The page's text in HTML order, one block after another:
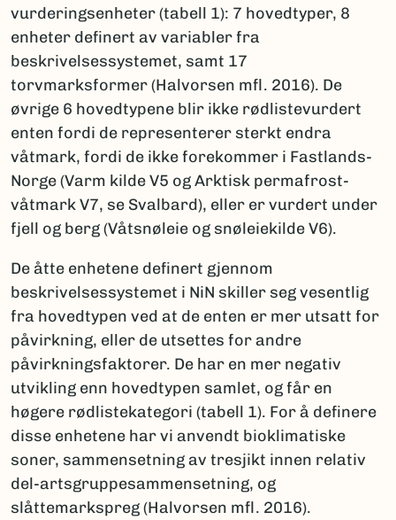
vurderingsenheter (tabell 1): 7 hovedtyper, 8
enheter definert av variabler fra
beskrivelsessystemet, samt 17
torvmarksformer (Halvorsen mfl. 2016). De
øvrige 6 hovedtypene blir ikke rødlistevurdert
enten fordi de representerer sterkt endra
våtmark, fordi de ikke forekommer i Fastlands-
Norge (Varm kilde V5 og Arktisk permafrost-
våtmark V7, se Svalbard), eller er vurdert under
fjell og berg (Våtsnøleie og snøleiekilde V6).
De åtte enhetene definert gjennom
beskrivelsessystemet i NiN skiller seg vesentlig
fra hovedtypen ved at de enten er mer utsatt for
påvirkning, eller de utsettes for andre
påvirkningsfaktorer. De har en mer negativ
utvikling enn hovedtypen samlet, og får en
høgere rødlistekategori (tabell 1). For å definere
disse enhetene har vi anvendt bioklimatiske
soner, sammensetning av tresjikt innen relativ
del-artsgruppesammensetning, og
slåttemarkspreg (Halvorsen mfl. 2016).